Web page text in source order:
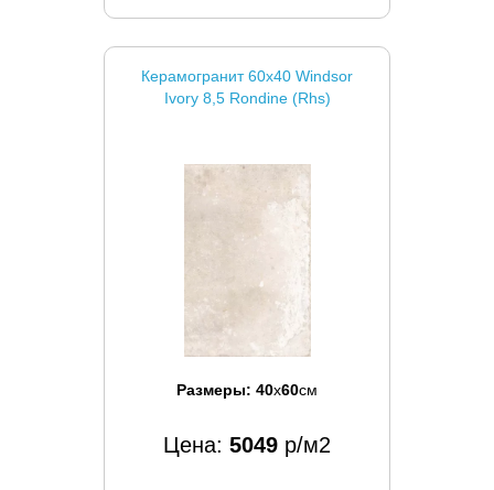
Керамогранит 60x40 Windsor
Ivory 8,5 Rondine (Rhs)
Размеры: 40x60см
Цена: 5049 р/м2